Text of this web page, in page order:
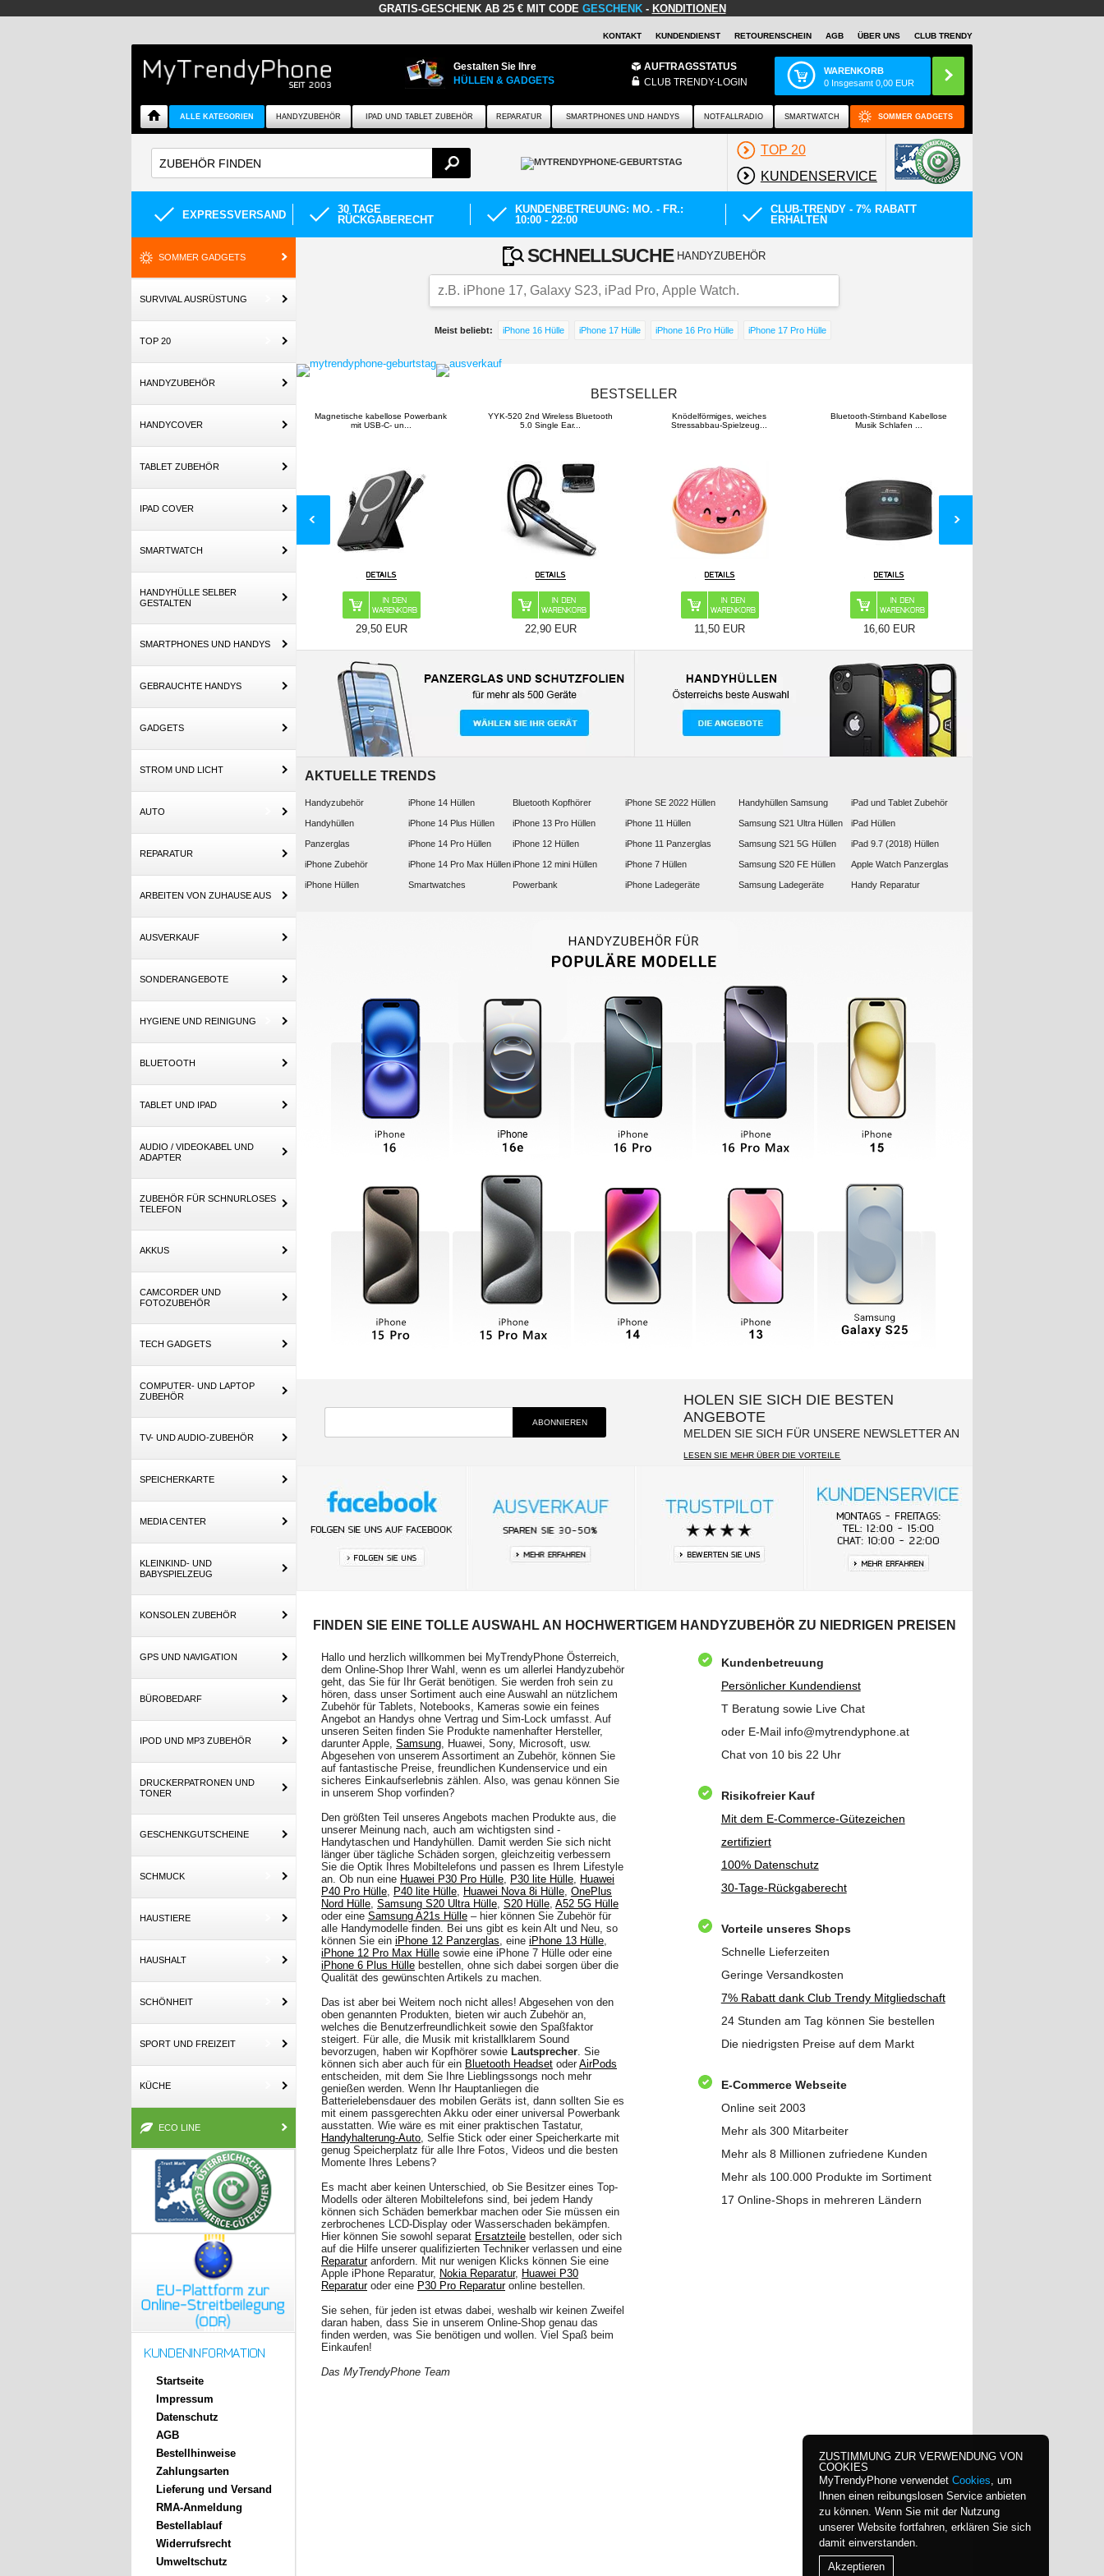
GRATIS-GESCHENK AB 25 € MIT CODE GESCHENK- KONDITIONEN
KONTAKT KUNDENDIENST RETOURENSCHEIN AGB ÜBER UNS CLUB TRENDY
Gestalten Sie Ihre
HÜLLEN & GADGETS
AUFTRAGSSTATUS
CLUB TRENDY-LOGIN
WARENKORB
0 Insgesamt 0,00 EUR
ALLE KATEGORIEN HANDYZUBEHÖR IPAD UND TABLET ZUBEHÖR REPARATUR SMARTPHONES UND HANDYS NOTFALLRADIO SMARTWATCH SOMMER GADGETS
TOP 20
KUNDENSERVICE
EXPRESSVERSAND
30 TAGE
RÜCKGABERECHT
KUNDENBETREUUNG: MO. - FR.:
10:00 - 22:00
CLUB-TRENDY - 7% RABATT
ERHALTEN
SOMMER GADGETS
SURVIVAL AUSRÜSTUNG
TOP 20
HANDYZUBEHÖR
HANDYCOVER
TABLET ZUBEHÖR
IPAD COVER
SMARTWATCH
HANDYHÜLLE SELBER
GESTALTEN
SMARTPHONES UND HANDYS
GEBRAUCHTE HANDYS
GADGETS
STROM UND LICHT
AUTO
REPARATUR
ARBEITEN VON ZUHAUSE AUS
AUSVERKAUF
SONDERANGEBOTE
HYGIENE UND REINIGUNG
BLUETOOTH
TABLET UND IPAD
AUDIO / VIDEOKABEL UND
ADAPTER
ZUBEHÖR FÜR SCHNURLOSES
TELEFON
AKKUS
CAMCORDER UND
FOTOZUBEHÖR
TECH GADGETS
COMPUTER- UND LAPTOP
ZUBEHÖR
TV- UND AUDIO-ZUBEHÖR
SPEICHERKARTE
MEDIA CENTER
KLEINKIND- UND
BABYSPIELZEUG
KONSOLEN ZUBEHÖR
GPS UND NAVIGATION
BÜROBEDARF
IPOD UND MP3 ZUBEHÖR
DRUCKERPATRONEN UND
TONER
GESCHENKGUTSCHEINE
SCHMUCK
HAUSTIERE
HAUSHALT
SCHÖNHEIT
SPORT UND FREIZEIT
KÜCHE
ECO LINE
Startseite
Impressum
Datenschutz
AGB
Bestellhinweise
Zahlungsarten
Lieferung und Versand
RMA-Anmeldung
Bestellablauf
Widerrufsrecht
Umweltschutz
SCHNELLSUCHE HANDYZUBEHÖR
Meist beliebt: iPhone 16 Hülle iPhone 17 Hülle iPhone 16 Pro Hülle iPhone 17 Pro Hülle
BESTSELLER
mit USB-C- un...
YYK-520 2nd Wireless Bluetooth
5.0 Single Ear...
22,90 EUR
Knödelförmiges, weiches
Stressabbau-Spielzeug...
11,50 EUR
Bluetooth-Stirnband Kabellose
Musik Schlafen ...
16,60 EUR
Carlinkit CPC200-MINI Ultra3
Android Auto/Car...
24,10 EUR
AKTUELLE TRENDS
Handyzubehör
Handyhüllen
Panzerglas
iPhone Zubehör
iPhone Hüllen
iPhone 14 Hüllen
iPhone 14 Plus Hüllen
iPhone 14 Pro Hüllen
iPhone 14 Pro Max Hüllen
Smartwatches
Bluetooth Kopfhörer
iPhone 13 Pro Hüllen
iPhone 12 Hüllen
iPhone 12 mini Hüllen
Powerbank
iPhone SE 2022 Hüllen
iPhone 11 Hüllen
iPhone 11 Panzerglas
iPhone 7 Hüllen
iPhone Ladegeräte
Handyhüllen Samsung
Samsung S21 Ultra Hüllen
Samsung S21 5G Hüllen
Samsung S20 FE Hüllen
Samsung Ladegeräte
iPad und Tablet Zubehör
iPad Hüllen
iPad 9.7 (2018) Hüllen
Apple Watch Panzerglas
Handy Reparatur
HOLEN SIE SICH DIE BESTEN
ANGEBOTE
MELDEN SIE SICH FÜR UNSERE NEWSLETTER AN
LESEN SIE MEHR ÜBER DIE VORTEILE
FINDEN SIE EINE TOLLE AUSWAHL AN HOCHWERTIGEM HANDYZUBEHÖR ZU NIEDRIGEN PREISEN
Hallo und herzlich willkommen bei MyTrendyPhone Österreich,
dem Online-Shop Ihrer Wahl, wenn es um allerlei Handyzubehör
geht, das Sie für Ihr Gerät benötigen. Sie werden froh sein zu
hören, dass unser Sortiment auch eine Auswahl an nützlichem
Zubehör für Tablets, Notebooks, Kameras sowie ein feines
Angebot an Handys ohne Vertrag und Sim-Lock umfasst. Auf
unseren Seiten finden Sie Produkte namenhafter Hersteller,
darunter Apple, Samsung , Huawei, Sony, Microsoft, usw.
Abgesehen von unserem Assortiment an Zubehör, können Sie
auf fantastische Preise, freundlichen Kundenservice und ein
sicheres Einkaufserlebnis zählen. Also, was genau können Sie
in unserem Shop vorfinden?
Den größten Teil unseres Angebots machen Produkte aus, die
unserer Meinung nach, auch am wichtigsten sind -
Handytaschen und Handyhüllen. Damit werden Sie sich nicht
länger über tägliche Schäden sorgen, gleichzeitig verbessern
Sie die Optik Ihres Mobiltelefons und passen es Ihrem Lifestyle
an. Ob nun eine Huawei P30 Pro Hülle P30 lite Hülle
Huawei
P40 Pro Hülle
P40 lite Hülle Huawei Nova 8i Hülle OnePlus
Nord Hülle Samsung S20 Ultra Hülle S20 Hülle A52 5G Hülle
oder eine Samsung A21s Hülle – hier können Sie Zubehör für
alle Handymodelle finden. Bei uns gibt es kein Alt und Neu, so
können Sie ein iPhone 12 Panzerglas , eine iPhone 13 Hülle
iPhone 12 Pro Max Hülle sowie eine iPhone 7 Hülle oder eine
iPhone 6 Plus Hülle bestellen, ohne sich dabei sorgen über die
Qualität des gewünschten Artikels zu machen.
Das ist aber bei Weitem noch nicht alles! Abgesehen von den
oben genannten Produkten, bieten wir auch Zubehör an,
welches die Benutzerfreundlichkeit sowie den Spaßfaktor
steigert. Für alle, die Musik mit kristallklarem Sound
bevorzugen, haben wir Kopfhörer sowie Lautsprecher . Sie
können sich aber auch für ein Bluetooth Headset oder AirPods
entscheiden, mit dem Sie Ihre Lieblingssongs noch mehr
genießen werden. Wenn Ihr Hauptanliegen die
Batterielebensdauer des mobilen Geräts ist, dann sollten Sie es
mit einem passgerechten Akku oder einer universal Powerbank
ausstatten. Wie wäre es mit einer praktischen Tastatur,
Handyhalterung-Auto , Selfie Stick oder einer Speicherkarte mit
genug Speicherplatz für alle Ihre Fotos, Videos und die besten
Momente Ihres Lebens?
Es macht aber keinen Unterschied, ob Sie Besitzer eines Top-
Modells oder älteren Mobiltelefons sind, bei jedem Handy
können sich Schäden bemerkbar machen oder Sie müssen ein
zerbrochenes LCD-Display oder Wasserschaden bekämpfen.
Hier können Sie sowohl separat Ersatzteile bestellen, oder sich
auf die Hilfe unserer qualifizierten Techniker verlassen und eine
Reparaturanfordern. Mit nur wenigen Klicks können Sie eine
Apple iPhone Reparatur, Nokia Reparatur, Huawei P30
Reparaturoder eine P30 Pro Reparaturonline bestellen.
Sie sehen, für jeden ist etwas dabei, weshalb wir keinen Zweifel
daran haben, dass Sie in unserem Online-Shop genau das
finden werden, was Sie benötigen und wollen. Viel Spaß beim
Einkaufen!
Das MyTrendyPhone Team
Kundenbetreuung
Persönlicher Kundendienst
T Beratung sowie Live Chat
oder E-Mail info@mytrendyphone.at
Chat von 10 bis 22 Uhr
Risikofreier Kauf
Mit dem E-Commerce-Gütezeichen
zertifiziert
100% Datenschutz
30-Tage-Rückgaberecht
Vorteile unseres Shops
Schnelle Lieferzeiten
Geringe Versandkosten
7% Rabatt dank Club Trendy Mitgliedschaft
24 Stunden am Tag können Sie bestellen
Die niedrigsten Preise auf dem Markt
E-Commerce Webseite
Online seit 2003
Mehr als 300 Mitarbeiter
Mehr als 8 Millionen zufriedene Kunden
Mehr als 100.000 Produkte im Sortiment
17 Online-Shops in mehreren Ländern
ZUSTIMMUNG ZUR VERWENDUNG VON
COOKIES
MyTrendyPhone verwendet Cookies, um
Ihnen einen reibungslosen Service anbieten
zu können. Wenn Sie mit der Nutzung
unserer Website fortfahren, erklären Sie sich
damit einverstanden.
Akzeptieren